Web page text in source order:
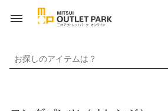
お探しのアイテムは？